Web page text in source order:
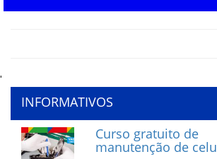
'
INFORMATIVOS
Curso gratuito de
manutenção de